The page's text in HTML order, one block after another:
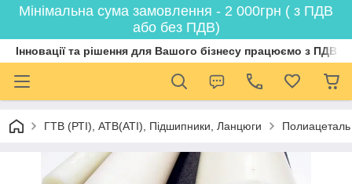
Мінімальна сума замовлення - 2 000грн ( з ПДВ
або без ПДВ)
Інновації та рішення для Вашого бізнесу працюємо з ПДВ
ГТВ (РТI), АТВ(АТI), Пiдшипники, Ланцюги Полиацеталь